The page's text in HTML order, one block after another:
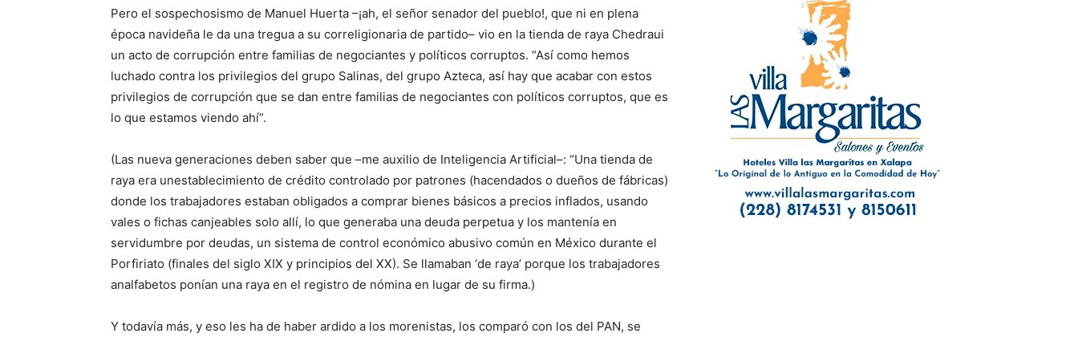
Pero el sospechosismo de Manuel Huerta –¡ah, el señor senador del pueblo!, que ni en plena
época navideña le da una tregua a su correligionaria de partido– vio en la tienda de raya Chedraui
un acto de corrupción entre familias de negociantes y políticos corruptos. “Así como hemos
luchado contra los privilegios del grupo Salinas, del grupo Azteca, así hay que acabar con estos
privilegios de corrupción que se dan entre familias de negociantes con políticos corruptos, que es
lo que estamos viendo ahí”.
(Las nueva generaciones deben saber que –me auxilio de Inteligencia Artificial–: “Una tienda de
raya era unestablecimiento de crédito controlado por patrones (hacendados o dueños de fábricas)
donde los trabajadores estaban obligados a comprar bienes básicos a precios inflados, usando
vales o fichas canjeables solo allí, lo que generaba una deuda perpetua y los mantenía en
servidumbre por deudas, un sistema de control económico abusivo común en México durante el
Porfiriato (finales del siglo XIX y principios del XX). Se llamaban ‘de raya’ porque los trabajadores
analfabetos ponían una raya en el registro de nómina en lugar de su firma.)
Y todavía más, y eso les ha de haber ardido a los morenistas, los comparó con los del PAN, se